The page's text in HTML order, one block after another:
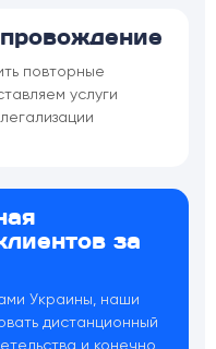
повторные
услуги
за
Украины, наши
дистанционный
и конечно